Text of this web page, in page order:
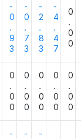
-
0
.
9
3
-
0
.
7
3
-
2
.
8
3
-
4
.
4
7
0
.
0
0
0
.
0
0
0
.
0
0
0
.
0
0
0
.
0
0
0
.
0
0
-
-
-